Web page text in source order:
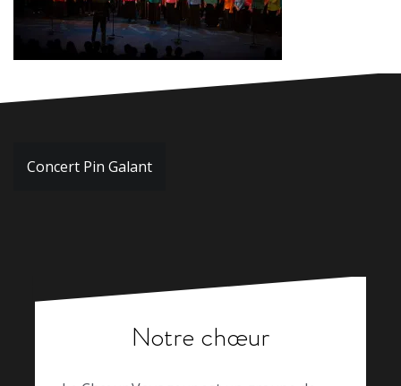
Navigation
Concert Pin Galant
Notre chœur